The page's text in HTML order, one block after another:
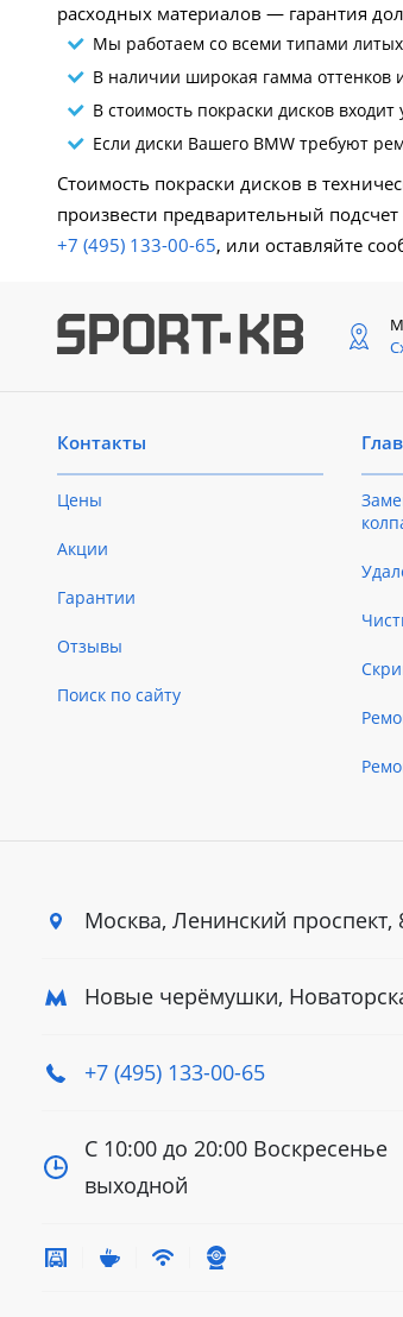
расходных материалов — гарантия
Мы работаем со всеми типами
В наличии широкая гамма оттенков
В стоимость покраски дисков
Если диски Вашего BMW требуют
Стоимость покраски дисков в
произвести предварительный
+7 (495) 133-00-65, или оставляйте
Контакты
Цены
Акции
Гарантии
Отзывы
Поиск по сайту
Москва, Ленинский проспект,
Новые черёмушки,
+7 (495) 133-00-65
С 10:00 до 20:00 Воскресенье
выходной